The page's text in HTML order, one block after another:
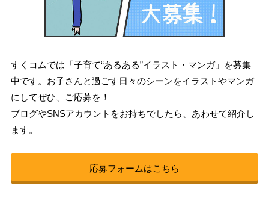
すくコムでは「子育て“あるある”イラスト・マンガ」を募集
中です。お子さんと過ごす日々のシーンをイラストやマンガ
にしてぜひ、ご応募を！
ブログやSNSアカウントをお持ちでしたら、あわせて紹介し
ます。
応募フォームはこちら